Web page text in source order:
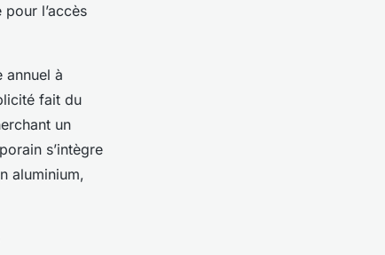
l’accès
annuel à
fait du
un
s’intègre
aluminium,